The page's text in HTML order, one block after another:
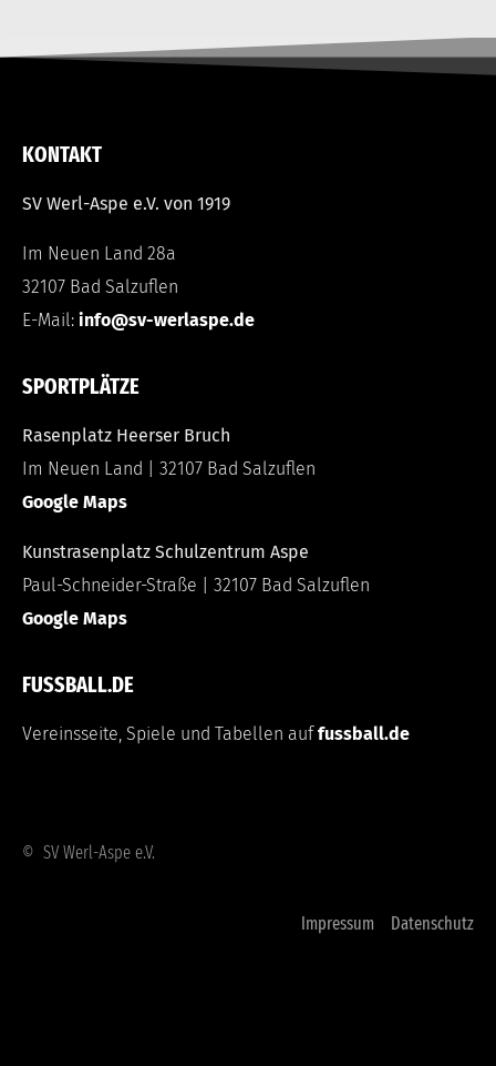
KONTAKT
SV Werl-Aspe e.V. von 1919
Im Neuen Land 28a
32107 Bad Salzuflen
E-Mail: info@sv-werlaspe.de
SPORTPLÄTZE
Rasenplatz Heerser Bruch
Im Neuen Land | 32107 Bad Salzuflen
Google Maps
Kunstrasenplatz Schulzentrum Aspe
Paul-Schneider-Straße | 32107 Bad Salzuflen
Google Maps
FUSSBALL.DE
Vereinsseite, Spiele und Tabellen auffussball.de
© SV Werl-Aspe e.V.
Impressum Datenschutz